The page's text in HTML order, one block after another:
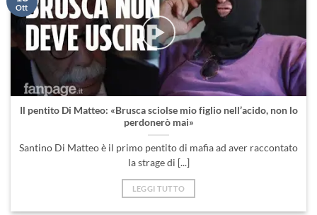
Il pentito Di Matteo: «Brusca sciolse mio figlio nell’acido, non lo
perdonerò mai»
Santino Di Matteo è il primo pentito di mafia ad aver raccontato
la strage di [...]
LEGGI TUTTO
Ott